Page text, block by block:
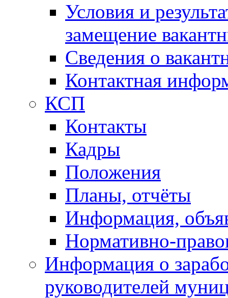
Условия и
замещение
Сведения о
Контактная
КСП
Контакты
Кадры
Положения
Планы, отчёты
Информация,
Нормативно-
Информация о
руководителей